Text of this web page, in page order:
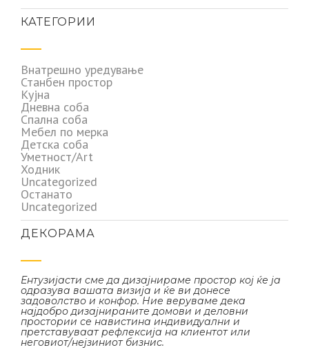
КАТЕГОРИИ
Внатрешно уредување
Станбен простор
Кујна
Дневна соба
Спална соба
Мебел по мерка
Детска соба
Уметност/Art
Ходник
Uncategorized
Останато
Uncategorized
ДЕКОРАМА
Ентузијасти сме да дизајнираме простор кој ќе ја
одразува вашата визија и ќе ви донесе
задоволство и конфор. Ние веруваме дека
најдобро дизајнираните домови и деловни
простории се навистина индивидуални и
претставуваат рефлексија на клиентот или
неговиот/нејзиниот бизнис.